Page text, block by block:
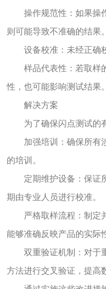
操作规范性：如果操
则可能导致不准确的结果。
设备校准：未经正确
样品代表性：若取样
性，也可能影响测试结果。
解决方案
为了确保闪点测试的
加强培训：确保所有
的培训。
定期维护设备：保证
期由专业人员进行校准。
严格取样流程：制定
能够准确反映产品的实际
双重验证机制：对于
方法进行交叉验证，提高